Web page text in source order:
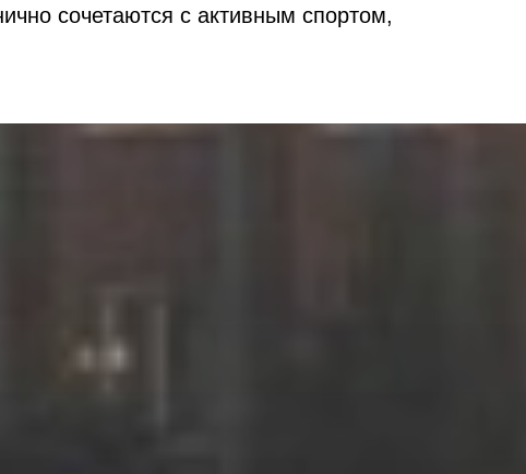
сочетаются с активным спортом,